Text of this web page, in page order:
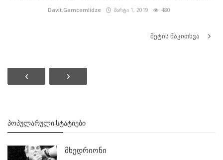
Davit.Gamcemlidze მარტი 1, 2019 480
მეტის წაკითხვა
‹ ›
ᲞᲝᲞᲣᲚᲐᲠᲣᲚᲘ ᲡᲢᲐᲢᲘᲔᲑᲘ
მხედრიონი